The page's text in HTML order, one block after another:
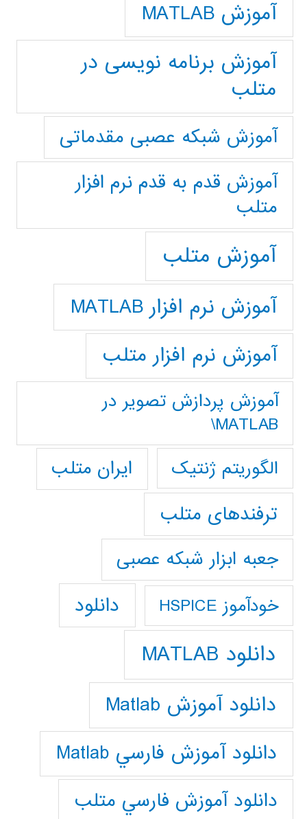
آموزش MATLAB
آموزش برنامه نویسی در
متلب
آموزش شبکه عصبی مقدماتی
آموزش قدم به قدم نرم افزار
متلب
آموزش متلب
آموزش نرم افزار MATLAB
آموزش نرم افزار متلب
آموزش پردازش تصوير در
MATLAB\
الگوریتم ژنتیک
ایران متلب
ترفندهای متلب
جعبه ابزار شبکه عصبی
خودآموز HSPICE دانلود
دانلود MATLAB
دانلود آموزش Matlab
دانلود آموزش فارسي Matlab
دانلود آموزش فارسي متلب